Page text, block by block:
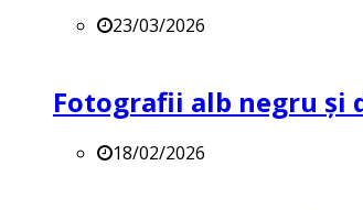
23/03/2026
Fotografii alb negru și
18/02/2026